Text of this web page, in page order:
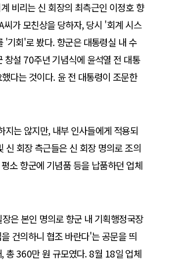
비리는 신 회장의 최측근인 이정호 향
가 모친상을 당하자, 당시 '회계 시스
'기회'로 봤다. 향군은 대통령실 내 수
설 70주년 기념식에 윤석열 전 대통
다는 것이다. 윤 전 대통령이 조문한
는 않지만, 내부 인사들에게 적용되
회장 측근들은 신 회장 명의로 조의
소 향군에 기념품 등을 납품하던 업체
은 본인 명의로 향군 내 기획행정국장
건의하니 협조 바란다'는 공문을 띄
총 360만 원 규모였다. 8월 18일 업체